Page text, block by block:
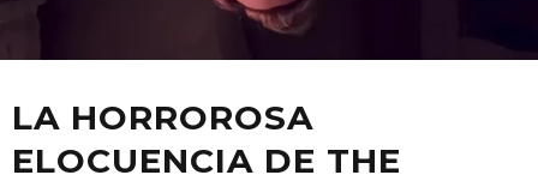
LA HORROROSA
ELOCUENCIA DE THE